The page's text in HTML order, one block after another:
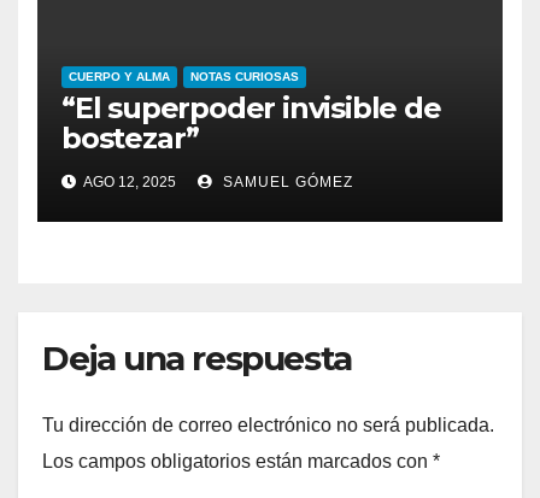
CUERPO Y ALMA NOTAS CURIOSAS
“El superpoder invisible de
bostezar”
AGO 12, 2025 SAMUEL GÓMEZ
Deja una respuesta
Tu dirección de correo electrónico no será publicada.
Los campos obligatorios están marcados con *